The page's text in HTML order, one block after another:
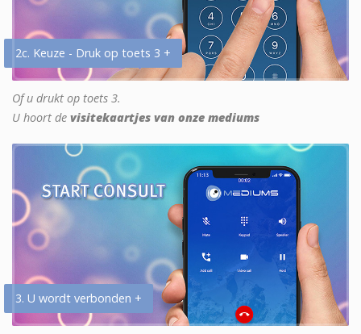
2c. Keuze - Druk op toets 3 +
Of u drukt op toets 3.
U hoort de visitekaartjes van onze mediums
3. U wordt verbonden +